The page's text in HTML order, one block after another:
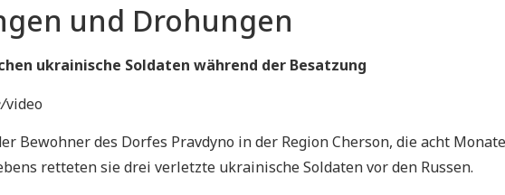
und Drohungen
ukrainische Soldaten während der Besatzung
video
Bewohner des Dorfes Pravdyno in der Region Cherson, die acht
retteten sie drei verletzte ukrainische Soldaten vor den Russen.